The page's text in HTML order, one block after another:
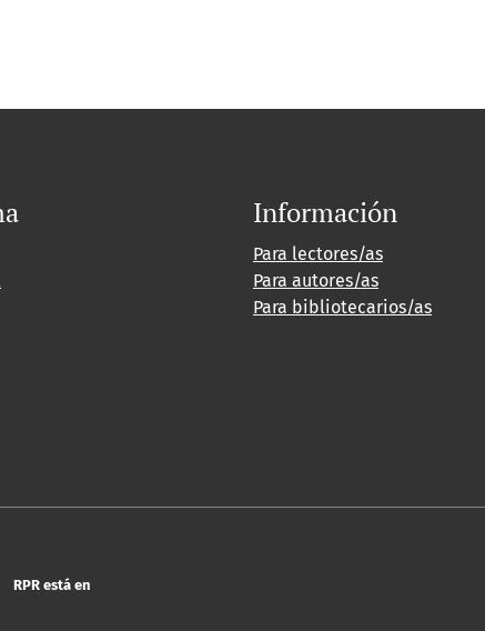
Información
Para lectores/as
Para autores/as
Para bibliotecarios/as
RPR está en